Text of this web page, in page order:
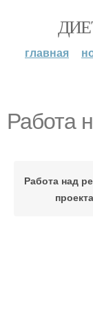
главная
Работа
Работа над